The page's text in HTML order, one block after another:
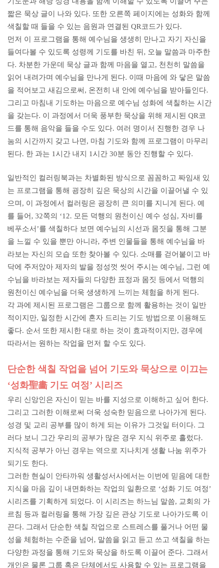
짧은 묵상 글이 나와 있다. 또한 오른쪽 페이지에는 성화와 함께
색칠할 때 들을 수 있는 음원과 연결된 QR코드가 있다.
먼저 이 프로그램을 통해 예수님을 생생히 만나고 자기 자신을
들여다볼 수 있도록 성령께 기도를 바친 뒤, 오늘 말씀과 마주한
다. 차분한 가운데 묵상 글과 함께 마음을 열고, 천천히 말씀을
읽어 내려가며 예수님을 만나게 된다. 이때 마음에 와 닿은 말씀
을 적어보고 새김으로써, 온전히 내 안에 예수님을 받아들인다.
그리고 마침내 기도하는 마음으로 예수님 성화에 색칠하는 시간
을 갖는다. 이 과정에서 더욱 풍부한 묵상을 위해 제시된 QR코
드를 통해 음악을 들을 수도 있다. 여러 명이서 진행한 경우 나
눔의 시간까지 갖고 나면, 마침 기도와 함께 프로그램이 마무리
된다. 한 과는 1시간 내지 1시간 30분 동안 진행할 수 있다.
일반적인 컬러링북과는 차별화된 방식으로 꼼꼼하고 짜임새 있
는 프로그램을 통해 굉장히 깊은 묵상의 시간을 이끌어낼 수 있
으며, 이 과정에서 컬러링은 굉장히 큰 의미를 지니게 된다. 예
를 들어, 32쪽의 ‘12. 모든 덕행의 원천이신 예수 성심, 자비를
베푸소서’를 색칠하다 보면 예수님의 시선과 몸짓을 통해 그분
을 느낄 수 있을 뿐만 아니라, 주변 인물들을 통해 예수님을 바
라보는 자신의 모습 또한 찾아볼 수 있다. 소매를 걷어붙이고 바
닥에 주저앉아 제자의 발을 정성껏 씻어 주시는 예수님, 그런 예
수님을 바라보는 제자들의 다양한 표정과 몸짓 등에서 덕행의
원천이신 예수님을 더욱 생생하게 느끼는 체험을 하게 된다.
각 과에 제시된 프로그램은 그룹으로 함께 활용하는 것이 일반
적이지만, 일정한 시간에 혼자 드리는 기도 방법으로 이용해도
좋다. 순서 또한 제시한 대로 하는 것이 효과적이지만, 경우에
따라서는 원하는 작업을 먼저 할 수도 있다.
단순한 색칠 작업을 넘어 기도와 묵상으로 이끄는
‘성화聖畵 기도 여정’ 시리즈
우리 신앙인은 자신이 믿는 바를 지성으로 이해하고 싶어 한다.
그리고 그러한 이해로써 더욱 성숙한 믿음으로 나아가게 된다.
성경 및 교리 공부를 많이 하게 되는 이유가 그것일 터이다. 그
러다 보니 그간 우리의 공부가 많은 경우 지식 위주로 흘렀다.
지식적 공부가 아닌 경우는 역으로 지나치게 생활 나눔 위주가
되기도 한다.
그러한 현실이 안타까워 생활성서사에서는 이번에 믿음에 대한
지식을 마음 깊이 내면화하는 작업의 일환으로 ‘성화 기도 여정’
시리즈를 기획하게 되었다. 이 시리즈는 하느님 말씀, 교회의 가
르침 등과 컬러링을 통해 가장 깊은 관상 기도로 나아가도록 이
끈다. 그래서 단순한 색칠 작업으로 스트레스를 풀거나 어떤 물
성을 체험하는 수준을 넘어, 말씀을 읽고 듣고 쓰고 색칠을 하는
다양한 과정을 통해 기도와 묵상을 하도록 이끌어 준다. 그래서
개인은 물론 그룹 혹은 단체에서도 사용할 수 있는 프로그램을